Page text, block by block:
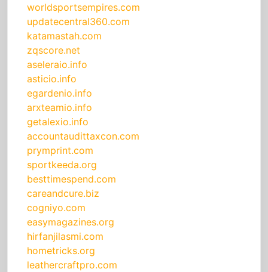
worldsportsempires.com
updatecentral360.com
katamastah.com
zqscore.net
aseleraio.info
asticio.info
egardenio.info
arxteamio.info
getalexio.info
accountaudittaxcon.com
prymprint.com
sportkeeda.org
besttimespend.com
careandcure.biz
cogniyo.com
easymagazines.org
hirfanjilasmi.com
hometricks.org
leathercraftpro.com